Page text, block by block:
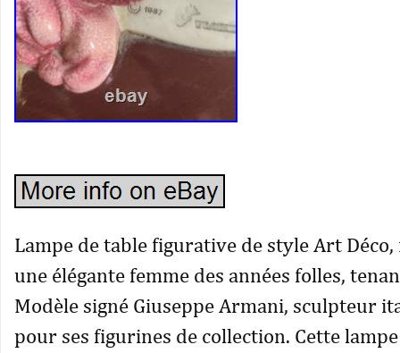
Lampe de table figurative de style Art
une élégante femme des années folles,
Modèle signé Giuseppe Armani, sculpteur
pour ses figurines de collection. Cette